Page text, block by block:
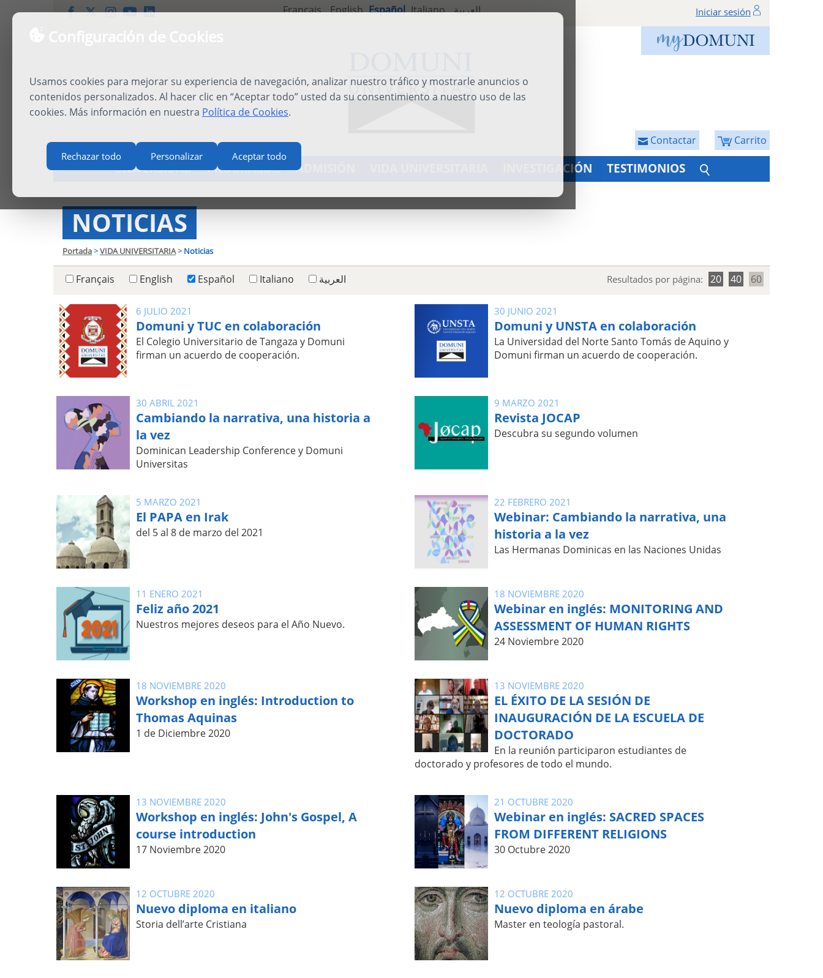
Usamos cookies para mejorar su experiencia de navegación, analizar nuestro tráfico y mostrarle anuncios o
contenidos personalizados. Al hacer clic en “Aceptar todo” usted da su consentimiento a nuestro uso de las
cookies. Más información en nuestra Política de Cookies.
Rechazar todo Personalizar Aceptar todo
Français English Español Italiano العربية Iniciar sesión
Carrito
Contactar
UNIVERSIDAD PROGRAMAS ADMISIÓN INVESTIGACIÓN TESTIMONIOS
NOTICIAS
Portada>VIDA UNIVERSITARIA> Noticias
Français English Español Italiano العربية Resultados por página: 20 40 60
6 JULIO 2021
Domuni y TUC en colaboración
El Colegio Universitario de Tangaza y Domuni
firman un acuerdo de cooperación.
30 JUNIO 2021
Domuni y UNSTA en colaboración
La Universidad del Norte Santo Tomás de Aquino y
Domuni firman un acuerdo de cooperación.
30 ABRIL 2021
Cambiando la narrativa, una historia a
la vez
Dominican Leadership Conference y Domuni
Universitas
9 MARZO 2021
Revista JOCAP
Descubra su segundo volumen
5 MARZO 2021
El PAPA en Irak
del 5 al 8 de marzo del 2021
22 FEBRERO 2021
Webinar: Cambiando la narrativa, una
historia a la vez
Las Hermanas Dominicas en las Naciones Unidas
11 ENERO 2021
Feliz año 2021
Nuestros mejores deseos para el Año Nuevo.
18 NOVIEMBRE 2020
Webinar en inglés: MONITORING AND
ASSESSMENT OF HUMAN RIGHTS
24 Noviembre 2020
18 NOVIEMBRE 2020
Workshop en inglés: Introduction to
Thomas Aquinas
1 de Diciembre 2020
13 NOVIEMBRE 2020
EL ÉXITO DE LA SESIÓN DE
INAUGURACIÓN DE LA ESCUELA DE
DOCTORADO
En la reunión participaron estudiantes de
doctorado y profesores de todo el mundo.
13 NOVIEMBRE 2020
Workshop en inglés: John's Gospel, A
course introduction
17 Noviembre 2020
21 OCTUBRE 2020
Webinar en inglés: SACRED SPACES
FROM DIFFERENT RELIGIONS
30 Octubre 2020
12 OCTUBRE 2020
Nuevo diploma en italiano
Storia dell’arte Cristiana
12 OCTUBRE 2020
Nuevo diploma en árabe
Master en teología pastoral.